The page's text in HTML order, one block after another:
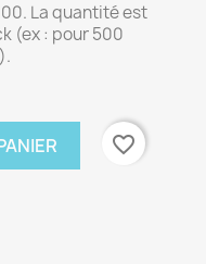
La quantité est
(ex : pour 500
favorite_border